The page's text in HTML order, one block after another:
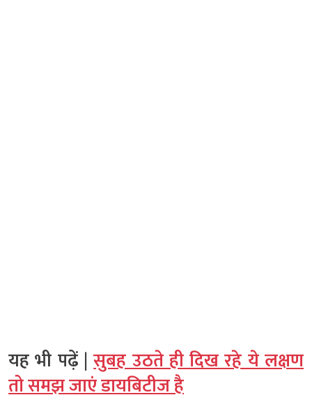
यह भी पढ़ें |सुबह उठते ही दिख रहे ये लक्षण
तो समझ जाएं डायबिटीज है